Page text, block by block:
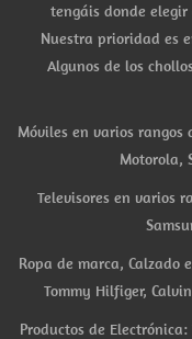
tengáis donde
Nuestra prioridad es
Algunos de los
Móviles en varios rangos
Motorola,
Televisores en varios
Ropa de marca, Calzado
Tommy Hilfiger,
Productos de